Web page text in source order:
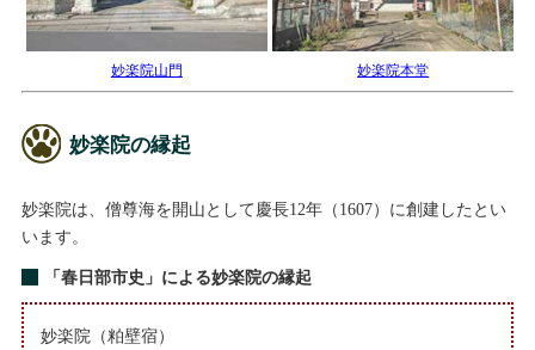
妙楽院山門 妙楽院本堂
妙楽院の縁起
妙楽院は、僧尊海を開山として慶長12年（1607）に創建したとい
います。
「春日部市史」による妙楽院の縁起
妙楽院（粕壁宿）